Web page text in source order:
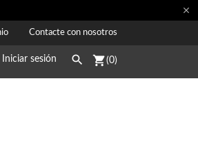

Contacte con nosotros
Iniciar sesión  shopping_cart(0)